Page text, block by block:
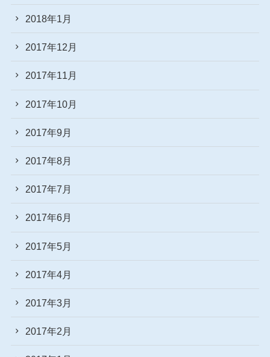
2018年1月
2017年12月
2017年11月
2017年10月
2017年9月
2017年8月
2017年7月
2017年6月
2017年5月
2017年4月
2017年3月
2017年2月